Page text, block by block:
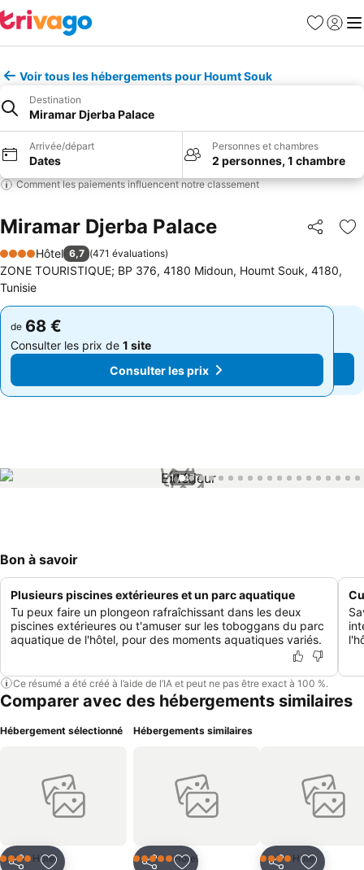
Favoris
Se
Voir tous les hébergements pour Houmt Souk
Destination
Miramar Djerba Palace
Arrivée/départ
Dates
Personnes et chambres
2 personnes, 1 chambre
Comment les paiements influencent notre classement
Miramar Djerba Palace Partager
4 Étoiles
Hôtel 6,7 (471 évaluations)
ZONE TOURISTIQUE; BP 376, 4180 Midoun, Houmt Souk, 4180,
Tunisie
de 68 €
Consulter les prix de 1 site
Consulter les prix
de 68 €
Consulter les prix de 1 site
Consulter les prix
1 / 47
Bon à savoir
Plusieurs piscines extérieures et un parc aquatique
Tu peux faire un plongeon rafraîchissant dans les deux
piscines extérieures ou t'amuser sur les toboggans du parc
aquatique de l'hôtel, pour des moments aquatiques variés.
Ce résumé a été créé à l’aide de l’IA et peut ne pas être exact à 100 %.
Comparer avec des hébergements similaires
Hébergement sélectionné
4 ÉtoilesHôtel
Hébergements similaires
5 Étoiles Hôtel 4 ÉtoilesHôtel